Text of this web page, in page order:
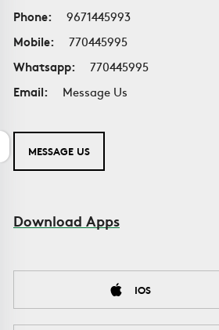
Phone:
9671445993
Mobile:
770445995
Whatsapp:
770445995
Email:
Message Us
MESSAGE US
Download Apps
IOS